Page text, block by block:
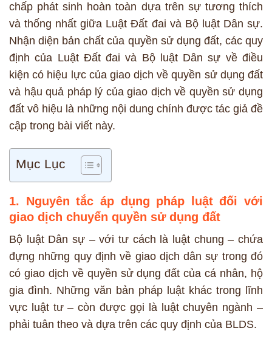
chấp phát sinh hoàn toàn dựa trên sự tương thích
và thống nhất giữa Luật Đất đai và Bộ luật Dân sự.
Nhận diện bản chất của quyền sử dụng đất, các quy
định của Luật Đất đai và Bộ luật Dân sự về điều
kiện có hiệu lực của giao dịch về quyền sử dụng đất
và hậu quả pháp lý của giao dịch về quyền sử dụng
đất vô hiệu là những nội dung chính được tác giả đề
cập trong bài viết này.
Mục Lục
1. Nguyên tắc áp dụng pháp luật đối với
giao dịch chuyển quyền sử dụng đất
Bộ luật Dân sự – với tư cách là luật chung – chứa
đựng những quy định về giao dịch dân sự trong đó
có giao dịch về quyền sử dụng đất của cá nhân, hộ
gia đình. Những văn bản pháp luật khác trong lĩnh
vực luật tư – còn được gọi là luật chuyên ngành –
phải tuân theo và dựa trên các quy định của BLDS.